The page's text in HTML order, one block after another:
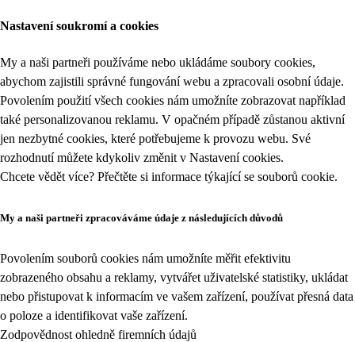
Nastavení soukromí a cookies
My a naši partneři používáme nebo ukládáme soubory cookies,
abychom zajistili správné fungování webu a zpracovali osobní údaje.
Povolením použití všech cookies nám umožníte zobrazovat například
také personalizovanou reklamu. V opačném případě zůstanou aktivní
jen nezbytné cookies, které potřebujeme k provozu webu. Své
rozhodnutí můžete kdykoliv změnit v Nastavení cookies.
Chcete vědět více? Přečtěte si informace týkající se souborů cookie.
My a naši partneři zpracováváme údaje z následujících důvodů
Povolením souborů cookies nám umožníte měřit efektivitu
zobrazeného obsahu a reklamy, vytvářet uživatelské statistiky, ukládat
nebo přistupovat k informacím ve vašem zařízení, používat přesná data
o poloze a identifikovat vaše zařízení.
Zodpovědnost ohledně firemních údajů